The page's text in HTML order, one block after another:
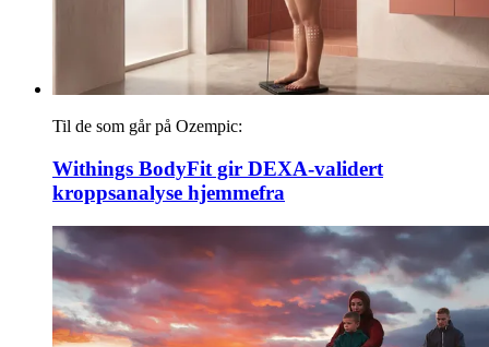
Til de som går på Ozempic:
Withings BodyFit gir DEXA-validert
kroppsanalyse hjemmefra